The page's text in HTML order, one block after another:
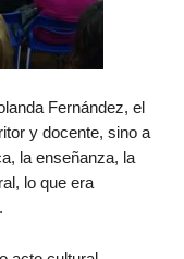
Fernández, el
y docente, sino a
la enseñanza, la
lo que era